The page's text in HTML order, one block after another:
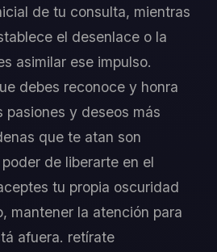
de tu consulta, mientras
el desenlace o la
asimilar ese impulso.
debes reconoce y honra
pasiones y deseos más
que te atan son
de liberarte en el
tu propia oscuridad
mantener la atención para
afuera. retírate